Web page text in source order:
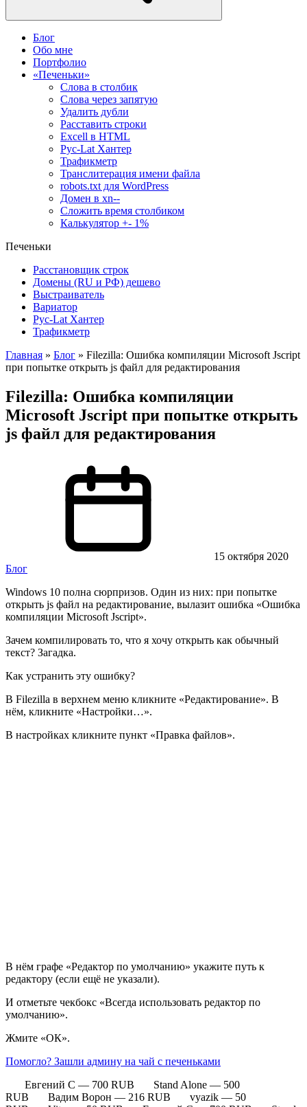
Блог
Обо мне
Портфолио
«Печеньки»
Слова в столбик
Слова через запятую
Удалить дубли
Расставить строки
Excell в HTML
Рус-Lat Хантер
Трафикметр
Транслитерация имени файла
robots.txt для WordPress
Домен в xn--
Сложить время столбиком
Калькулятор +- 1%
Печеньки
Расстановщик строк
Домены (RU и РФ) дешево
Выстраиватель
Вариатор
Рус-Lat Хантер
Трафикметр
Главная » Блог » Filezilla: Ошибка компиляции Microsoft Jscript
при попытке открыть js файл для редактирования
Filezilla: Ошибка компиляции
Microsoft Jscript при попытке открыть
js файл для редактирования
15 октября 2020
Блог
Windows 10 полна сюрпризов. Один из них: при попытке
открыть js файл на редактирование, вылазит ошибка «Ошибка
компиляции Microsoft Jscript».
Зачем компилировать то, что я хочу открыть как обычный
текст? Загадка.
Как устранить эту ошибку?
В Filezilla в верхнем меню кликните «Редактирование». В
нём, кликните «Настройки…».
В настройках кликните пункт «Правка файлов».
В нём графе «Редактор по умолчанию» укажите путь к
редактору (если ещё не указали).
И отметьте чекбокс «Всегда использовать редактор по
умолчанию».
Жмите «ОК».
Помогло? Зашли админу на чай с печеньками
Евгений С — 700 RUB Stand Alone — 500
RUB Вадим Ворон — 216 RUB vyazik — 50